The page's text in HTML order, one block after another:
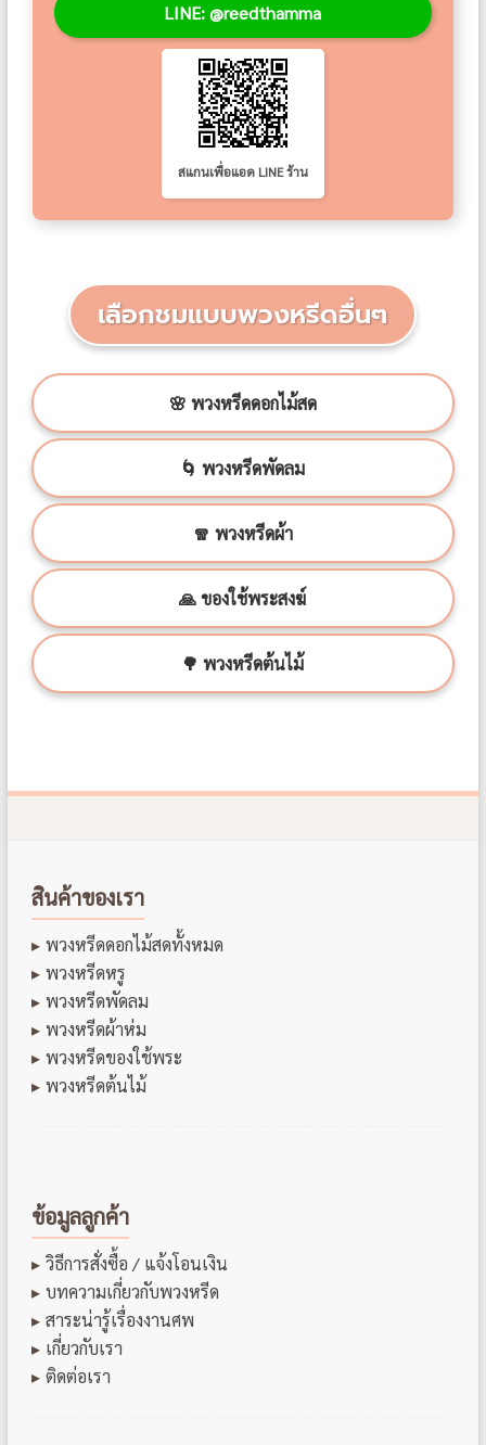
LINE: @reedthamma
สแกนเพื่อแอด LINE ร้าน
เลือกชมแบบพวงหรีดอื่นๆ
🌸 พวงหรีดดอกไม้สด
🌀 พวงหรีดพัดลม
🧣 พวงหรีดผ้า
🙏 ของใช้พระสงฆ์
🌳 พวงหรีดต้นไม้
สินค้าของเรา
พวงหรีดดอกไม้สดทั้งหมด
พวงหรีดหรู
พวงหรีดพัดลม
พวงหรีดผ้าห่ม
พวงหรีดของใช้พระ
พวงหรีดต้นไม้
ข้อมูลลูกค้า
วิธีการสั่งซื้อ / แจ้งโอนเงิน
บทความเกี่ยวกับพวงหรีด
สาระน่ารู้เรื่องงานศพ
เกี่ยวกับเรา
ติดต่อเรา